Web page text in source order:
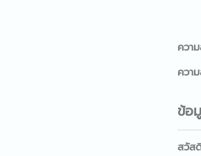
ควา
ควา
ข้อ
สวัส